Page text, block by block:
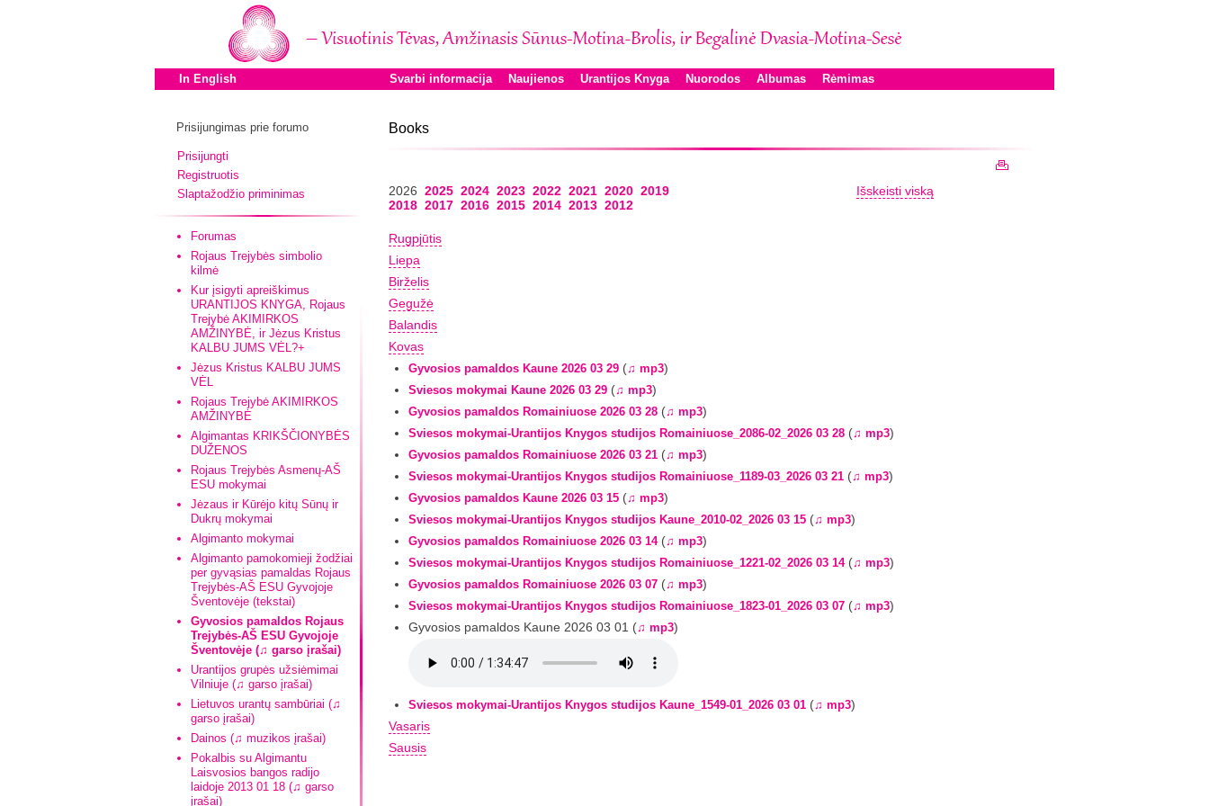
In English Svarbi informacija Naujienos Urantijos Knyga Nuorodos Albumas Rėmimas
Prisijungimas prie forumo
Prisijungti
Registruotis
Slaptažodžio priminimas
Forumas
Rojaus Trejybės simbolio
kilmė
Kur įsigyti apreiškimus
URANTIJOS KNYGA, Rojaus
Trejybė AKIMIRKOS
AMŽINYBĖ, ir Jėzus Kristus
KALBU JUMS VĖL?+
Jėzus Kristus KALBU JUMS
VĖL
Rojaus Trejybė AKIMIRKOS
AMŽINYBĖ
Algimantas KRIKŠČIONYBĖS
DUŽENOS
Rojaus Trejybės Asmenų-AŠ
ESU mokymai
Jėzaus ir Kūrėjo kitų Sūnų ir
Dukrų mokymai
Algimanto mokymai
Algimanto pamokomieji žodžiai
per gyvąsias pamaldas Rojaus
Trejybės-AŠ ESU Gyvojoje
Šventovėje (tekstai)
Gyvosios pamaldos Rojaus
Trejybės-AŠ ESU Gyvojoje
Šventovėje (♫ garso įrašai)
Urantijos grupės užsiėmimai
Vilniuje (♫ garso įrašai)
Lietuvos urantų sambūriai (♫
garso įrašai)
Dainos (♫ muzikos įrašai)
Pokalbis su Algimantu
Laisvosios bangos radijo
laidoje 2013 01 18 (♫ garso
įrašai)
Books
2026 2025 2024 2023 2022 2021 2020 2019
2018 2017 2016 2015 2014 2013 2012
Išskeisti viską
Rugpjūtis
Liepa
Birželis
Gegužė
Balandis
Kovas
Gyvosios pamaldos Kaune 2026 03 29 (♫ mp3)
Sviesos mokymai Kaune 2026 03 29 (♫ mp3)
Gyvosios pamaldos Romainiuose 2026 03 28 (♫ mp3)
Sviesos mokymai-Urantijos Knygos studijos Romainiuose_2086-02_2026 03 28 (♫ mp3)
Gyvosios pamaldos Romainiuose 2026 03 21 (♫ mp3)
Sviesos mokymai-Urantijos Knygos studijos Romainiuose_1189-03_2026 03 21 (♫ mp3)
Gyvosios pamaldos Kaune 2026 03 15 (♫ mp3)
Sviesos mokymai-Urantijos Knygos studijos Kaune_2010-02_2026 03 15 (♫ mp3)
Gyvosios pamaldos Romainiuose 2026 03 14(♫ mp3)
Sviesos mokymai-Urantijos Knygos studijos Romainiuose_1221-02_2026 03 14(♫ mp3)
Gyvosios pamaldos Romainiuose 2026 03 07 (♫ mp3)
Sviesos mokymai-Urantijos Knygos studijos Romainiuose_1823-01_2026 03 07 (♫ mp3)
Gyvosios pamaldos Kaune 2026 03 01 (♫ mp3)
Sviesos mokymai-Urantijos Knygos studijos Kaune_1549-01_2026 03 01 (♫ mp3)
Vasaris
Sausis